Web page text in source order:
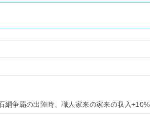
綱争覇の出陣時、職人家来の家来の収入+10%